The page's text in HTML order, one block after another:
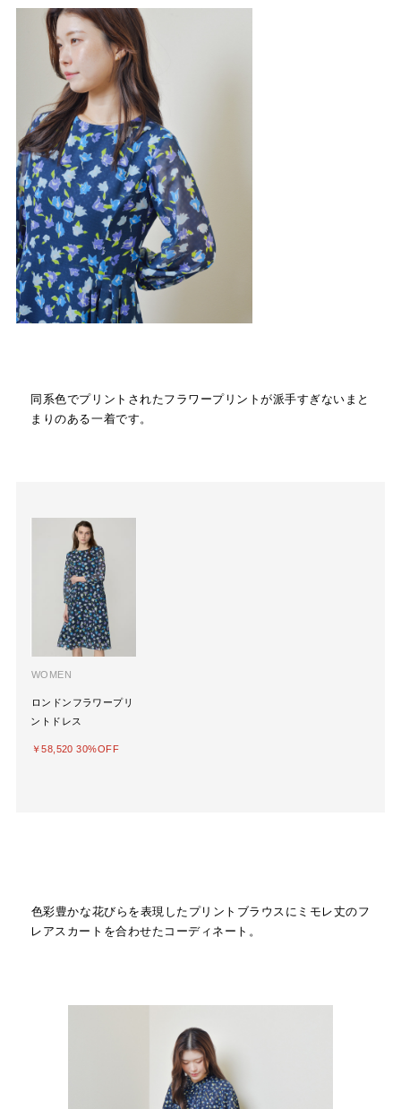
同系色でプリントされたフラワープリントが派手すぎないまと
まりのある一着です。
WOMEN
ロンドンフラワープリ
ントドレス
￥58,520 30%OFF
色彩豊かな花びらを表現したプリントブラウスにミモレ丈のフ
レアスカートを合わせたコーディネート。